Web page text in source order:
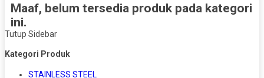
Maaf, belum tersedia produk pada kategori
ini.
Tutup Sidebar
Kategori Produk
STAINLESS STEEL